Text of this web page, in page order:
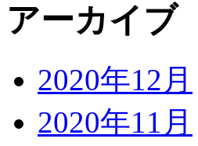
アーカイブ
2020年12月
2020年11月